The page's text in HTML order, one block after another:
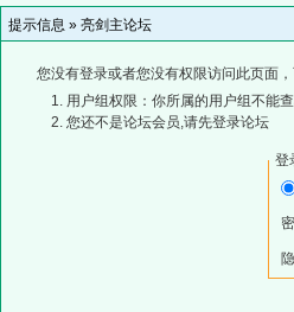
提示信息 » 亮剑主论坛
您没有登录或者您没有权限访问此页面
用户组权限：你所属的用户组不能
您还不是论坛会员,请先登录论坛
登